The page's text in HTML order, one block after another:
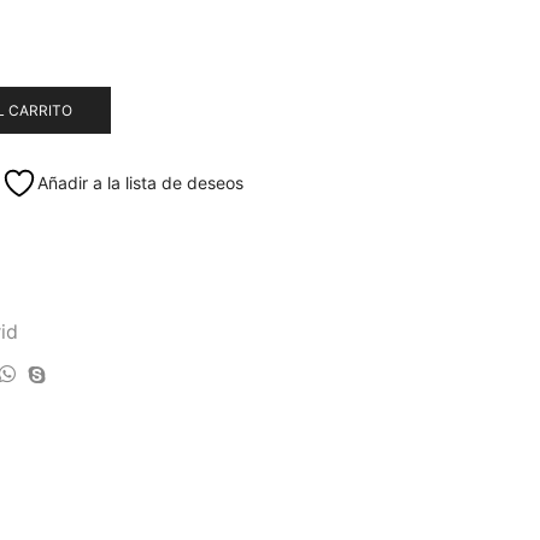
CARRITO
Añadir a la lista de deseos